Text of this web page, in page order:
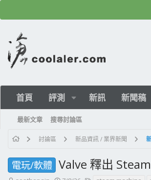
首頁 評測 新訊 新聞稿
最新文章 搜尋討論區
討論區 新品資訊 / 業界新聞
電玩/軟體 Valve 釋出